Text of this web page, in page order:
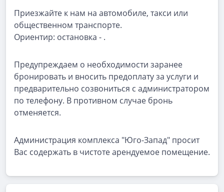
Приезжайте к нам на автомобиле, такси или
общественном транспорте.
Ориентир: остановка - .
Предупреждаем о необходимости заранее
бронировать и вносить предоплату за услуги и
предварительно созвониться с администратором
по телефону. В противном случае бронь
отменяется.
Администрация комплекса "Юго-Запад" просит
Вас содержать в чистоте арендуемое помещение.